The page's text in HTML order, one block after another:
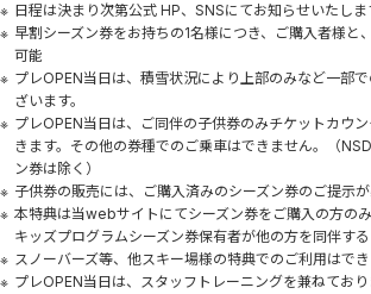
日程は決まり次第公式 HP、SNSにてお知らせいたしま
早割シーズン券をお持ちの1名様につき、ご購入者様と
可能
プレOPEN当日は、積雪状況により上部のみなど一部
ざいます。
プレOPEN当日は、ご同伴の子供券のみチケットカウ
きます。その他の券種でのご乗車はできません。（
ン券は除く）
子供券の販売には、ご購入済みのシーズン券のご提示が
本特典は当webサイトにてシーズン券をご購入の方の
キッズプログラムシーズン券保有者が他の方を同伴する
スノーバーズ等、他スキー場様の特典でのご利用はでき
プレOPEN当日は、スタッフトレーニングを兼ねてお